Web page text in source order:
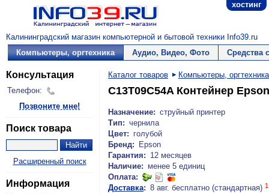
хостинг
Калининградский магазин компьютерной и бытовой техники Info39.ru
Компьютеры, оргтехника
Аудио, Видео, Фото Средства
Консультация
Телефон:
Позвоните мне!
Поиск товара
Расширенный поиск
Информация
Каталог товаров Компьютеры, оргтехника
C13T09C54A Контейнер
Назначение: струйный принтер
Тип: чернила
Цвет: голубой
Бренд:
Epson
Гарантия: 12 месяцев
Наличие: менее 5 единиц
Оплата:
Доставка: 8 авг. бесплатно (стандартная) 1